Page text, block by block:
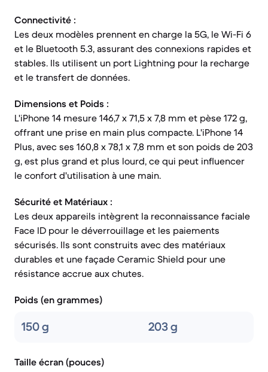
Connectivité :
Les deux modèles prennent en charge la 5G, le Wi-Fi 6
et le Bluetooth 5.3, assurant des connexions rapides et
stables. Ils utilisent un port Lightning pour la recharge
et le transfert de données.
Dimensions et Poids :
L'iPhone 14 mesure 146,7 x 71,5 x 7,8 mm et pèse 172 g,
offrant une prise en main plus compacte. L'iPhone 14
Plus, avec ses 160,8 x 78,1 x 7,8 mm et son poids de 203
g, est plus grand et plus lourd, ce qui peut influencer
le confort d'utilisation à une main.
Sécurité et Matériaux :
Les deux appareils intègrent la reconnaissance faciale
Face ID pour le déverrouillage et les paiements
sécurisés. Ils sont construits avec des matériaux
durables et une façade Ceramic Shield pour une
résistance accrue aux chutes.
Poids (en grammes)
150 g 203 g
Taille écran (pouces)